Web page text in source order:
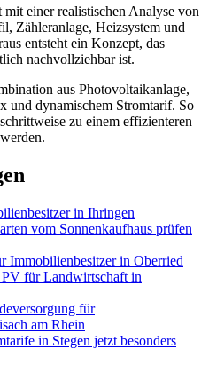
einer realistischen Analyse von
Zähleranlage, Heizsystem und
entsteht ein Konzept, das
nachvollziehbar ist.
aus Photovoltaikanlage,
und dynamischem Stromtarif. So
zu einem effizienteren
in Ihringen
vom Sonnenkaufhaus prüfen
Immobilienbesitzer in Oberried
PV für Landwirtschaft in
für
am Rhein
in Stegen jetzt besonders